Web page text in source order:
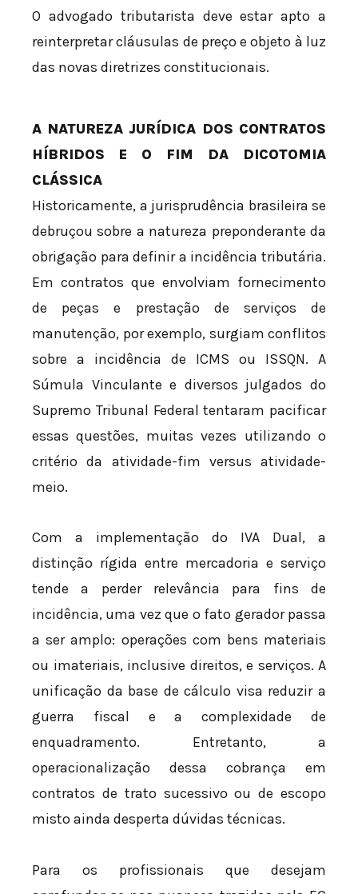
O advogado tributarista deve estar apto a
reinterpretar cláusulas de preço e objeto à luz
das novas diretrizes constitucionais.
A NATUREZA JURÍDICA DOS CONTRATOS
HÍBRIDOS E O FIM DA DICOTOMIA
CLÁSSICA
Historicamente, a jurisprudência brasileira se
debruçou sobre a natureza preponderante da
obrigação para definir a incidência tributária.
Em contratos que envolviam fornecimento
de peças e prestação de serviços de
manutenção, por exemplo, surgiam conflitos
sobre a incidência de ICMS ou ISSQN. A
Súmula Vinculante e diversos julgados do
Supremo Tribunal Federal tentaram pacificar
essas questões, muitas vezes utilizando o
critério da atividade-fim versus atividade-
meio.
Com a implementação do IVA Dual, a
distinção rígida entre mercadoria e serviço
tende a perder relevância para fins de
incidência, uma vez que o fato gerador passa
a ser amplo: operações com bens materiais
ou imateriais, inclusive direitos, e serviços. A
unificação da base de cálculo visa reduzir a
guerra fiscal e a complexidade de
enquadramento. Entretanto, a
operacionalização dessa cobrança em
contratos de trato sucessivo ou de escopo
misto ainda desperta dúvidas técnicas.
Para os profissionais que desejam